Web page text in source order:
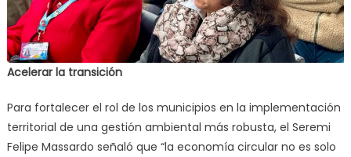
Acelerar la transición
Para fortalecer el rol de los municipios en la implementación
territorial de una gestión ambiental más robusta, el Seremi
Felipe Massardo señaló que “la economía circular no es solo